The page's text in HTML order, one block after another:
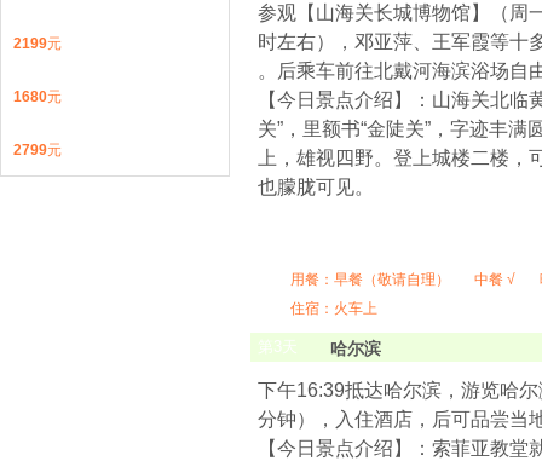
参观【山海关长城博物馆】（周
时左右），邓亚萍、王军霞等十
。后乘车前往北戴河海滨浴场自
【今日景点介绍】：山海关北
关”，里额书“金陡关”，字迹丰
上，雄视四野。登上城楼二楼
也朦胧可见。
用餐： 早餐（敬请自理） 中餐 √
住宿：火车上
第3天 哈尔滨
下午16:39抵达哈尔滨，游览哈
分钟），入住酒店，后可品尝当
【今日景点介绍】：索菲亚教
2199元
1680元
2799元